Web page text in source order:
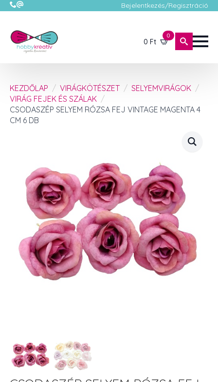
Bejelentkezés/Regisztráció
0 Ft
0
KEZDŐLAP VIRÁGKÖTÉSZET
SELYEMVIRÁGOK
VIRÁG FEJEK ÉS SZÁLAK
CSODASZÉP SELYEM RÓZSA FEJ VINTAGE MAGENTA 4
CM 6 DB